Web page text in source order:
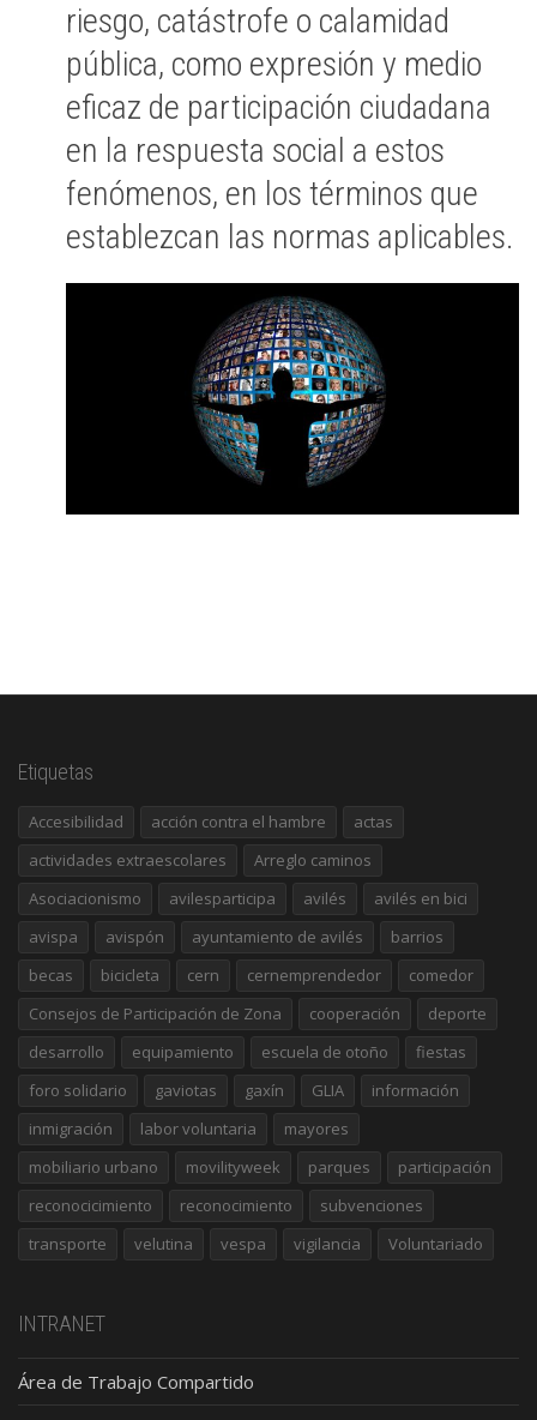
riesgo, catástrofe o calamidad
pública, como expresión y medio
eficaz de participación ciudadana
en la respuesta social a estos
fenómenos, en los términos que
establezcan las normas aplicables.
Etiquetas
Accesibilidad acción contra el hambre
actas
actividades extraescolares
Arreglo caminos
Asociacionismo
avilesparticipa avilés
avilés en bici
avispa
avispón ayuntamiento de avilés
barrios
becas
bicicleta cern cernemprendedor
comedor
Consejos de Participación de Zona
cooperación
deporte
desarrollo
equipamiento escuela de otoño
fiestas
foro solidario
gaviotas gaxín GLIA
información
inmigración
labor voluntaria
mayores
mobiliario urbano
movilityweek parques
participación
reconocicimiento
reconocimiento
subvenciones
transporte
velutina vespa vigilancia Voluntariado
INTRANET
Área de Trabajo Compartido